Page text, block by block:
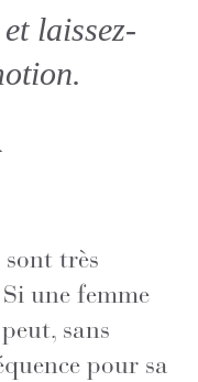
laissez-
très
une femme
sans
pour sa